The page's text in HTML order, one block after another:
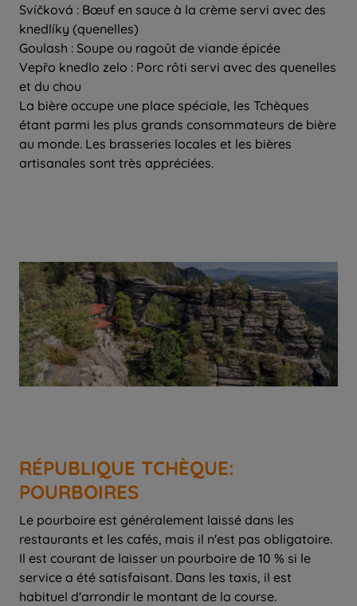
Svíčková : Bœuf en sauce à la crème servi avec des
knedlíky (quenelles)
Goulash : Soupe ou ragoût de viande épicée
Vepřo knedlo zelo : Porc rôti servi avec des quenelles
et du chou
La bière occupe une place spéciale, les Tchèques
étant parmi les plus grands consommateurs de bière
au monde. Les brasseries locales et les bières
artisanales sont très appréciées.
RÉPUBLIQUE TCHÈQUE:
POURBOIRES
Le pourboire est généralement laissé dans les
restaurants et les cafés, mais il n'est pas obligatoire.
Il est courant de laisser un pourboire de 10 % si le
service a été satisfaisant. Dans les taxis, il est
habituel d'arrondir le montant de la course.